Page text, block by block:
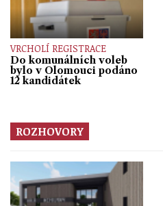
VRCHOLÍ REGISTRACE
Do komunálních voleb
bylo v Olomouci podáno
12 kandidátek
ROZHOVORY